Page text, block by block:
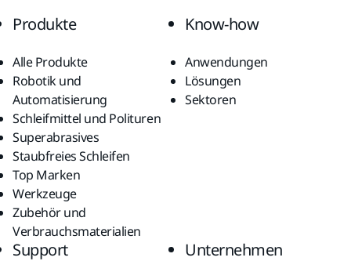
Produkte
Alle Produkte
Robotik und
Automatisierung
Schleifmittel und Polituren
Superabrasives
Staubfreies Schleifen
Top Marken
Werkzeuge
Zubehör und
Verbrauchsmaterialien
Know-how
Anwendungen
Lösungen
Sektoren
Support Unternehmen